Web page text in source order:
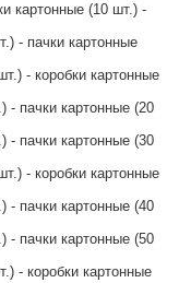
картонные (10 шт.) -
- пачки картонные
- коробки картонные
- пачки картонные (20
- пачки картонные (30
- коробки картонные
- пачки картонные (40
- пачки картонные (50
- коробки картонные